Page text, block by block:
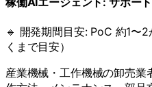
🔹 開発期間目安: PoC 約1〜
くまで目安）
産業機械・工作機械の卸売